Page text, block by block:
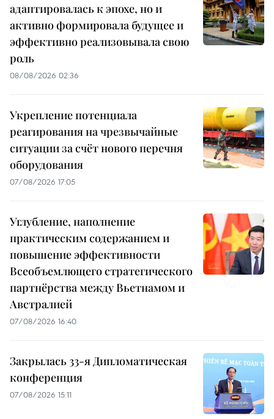
адаптировалась к эпохе, но и
активно формировала будущее и
эффективно реализовывала свою
роль
08/08/2026 02:36
Укрепление потенциала
реагирования на чрезвычайные
ситуации за счёт нового перечня
оборудования
07/08/2026 17:05
Углубление, наполнение
практическим содержанием и
повышение эффективности
Всеобъемлющего стратегического
партнёрства между Вьетнамом и
Австралией
07/08/2026 16:40
Закрылась 33-я Дипломатическая
конференция
07/08/2026 15:11